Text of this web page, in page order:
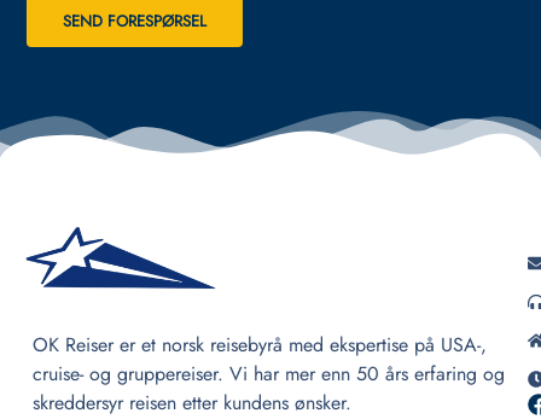
SEND FORESPØRSEL
OK Reiser er et norsk reisebyrå med ekspertise på USA-,
cruise- og gruppereiser. Vi har mer enn 50 års erfaring og
skreddersyr reisen etter kundens ønsker.